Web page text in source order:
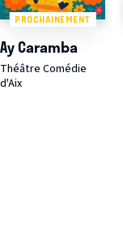
PROCHAINEMENT
Ay Caramba
Théâtre Comédie
d'Aix